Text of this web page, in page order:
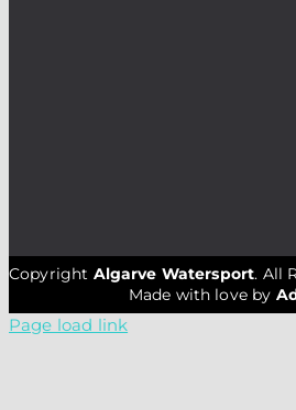
Copyright Algarve Watersport. All
Made with love by
Page load link